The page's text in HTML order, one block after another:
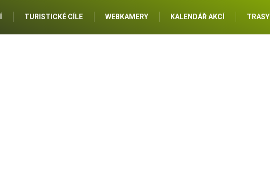
TURISTICKÉ CÍLE WEBKAMERY KALENDÁŘ AKCÍ TRASY